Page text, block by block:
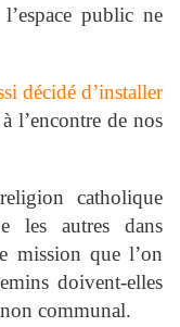
public ne
décidé d’installer
l’encontre de nos
catholique
les autres dans
mission que l’on
doivent-elles
communal.